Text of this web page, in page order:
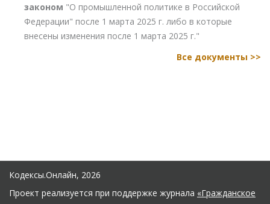
законом "О промышленной политике в Российской
Федерации" после 1 марта 2025 г. либо в которые
внесены изменения после 1 марта 2025 г."
Все документы >>
Кодексы.Онлайн, 2026
Проект реализуется при поддержке журнала «Гражданское